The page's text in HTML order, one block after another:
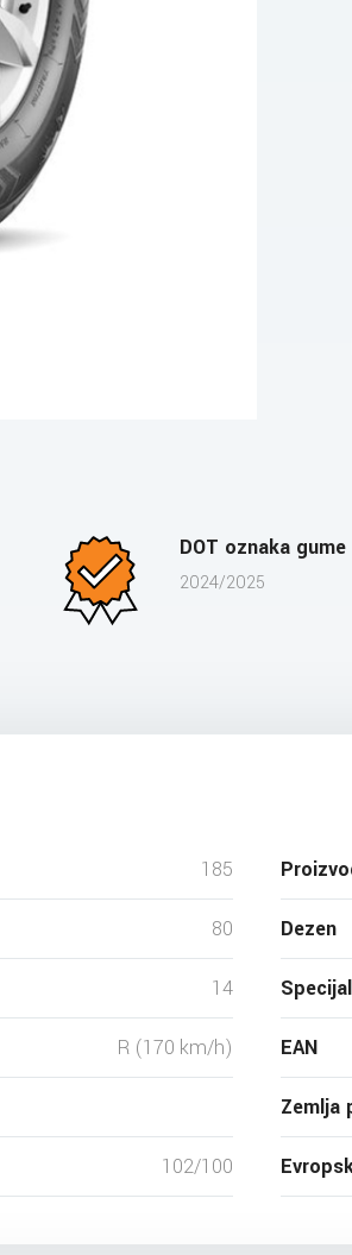
DOT oznaka gume
2024/2025
185
80
14
R (170 km/h)
102/100
Dezen
EAN
Zemlja